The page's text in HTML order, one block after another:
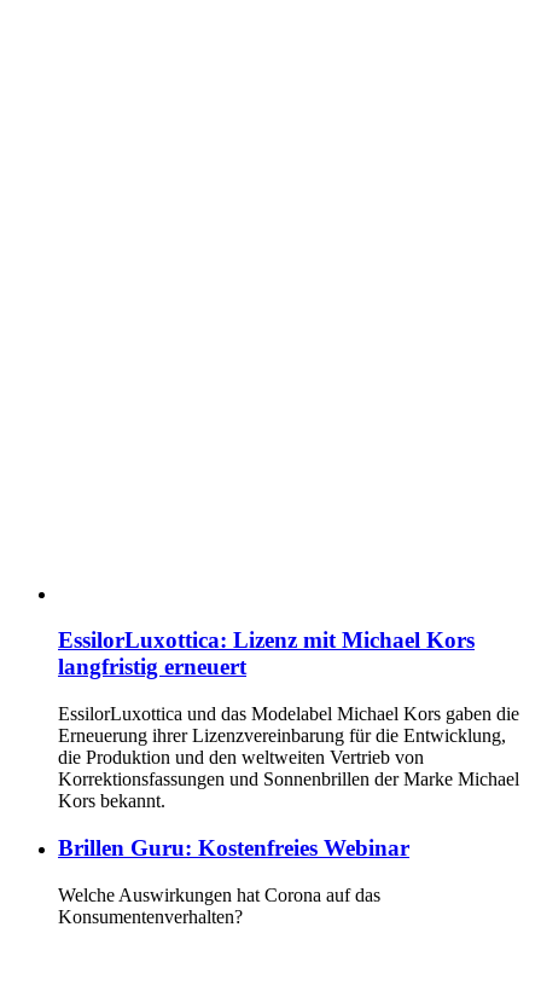
EssilorLuxottica: Lizenz mit Michael Kors
langfristig erneuert
EssilorLuxottica und das Modelabel Michael Kors gaben die
Erneuerung ihrer Lizenzvereinbarung für die Entwicklung,
die Produktion und den weltweiten Vertrieb von
Korrektionsfassungen und Sonnenbrillen der Marke Michael
Kors bekannt.
Brillen Guru: Kostenfreies Webinar
Welche Auswirkungen hat Corona auf das
Konsumentenverhalten?